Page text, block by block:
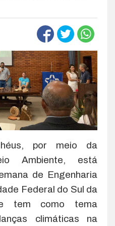
por meio da
Ambiente, está
de Engenharia
Federal do Sul da
tem como tema
climáticas na